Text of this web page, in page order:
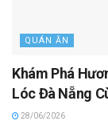
QUÁN ĂN
Khám Phá
Lóc Đà Nẵng
28/06/2026